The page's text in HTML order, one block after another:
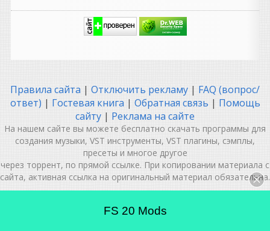
шумит предусилитель;
Сегодня ругаются на
драйвер ASIO.
Раньше ругались на Studer.
😂
И звук такой был...
натуральный.»
Вот здесь самое
На самом деле пленка:
Правила сайта | Отключить рекламу | FAQ (вопрос/
ответ) | Гостевая книга | Обратная связь | Помощь
сайту | Реклама на сайте
На нашем сайте вы можете бесплатно скачать программы для
создания музыки, VST инструменты, VST плагины, сэмплы,
пресеты и многое другое
через торрент, по прямой ссылке. При копировании материала с
сайта, активная ссылка на оригинальный материал обязательна.
Musicmakers Media Group®
FS 20 Mods